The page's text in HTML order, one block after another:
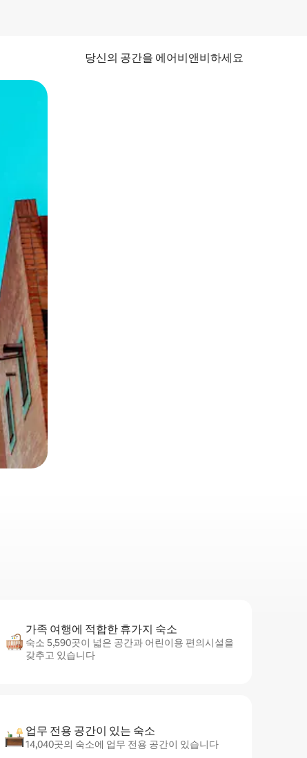
당신의 공간을 에어비앤비하세요
가족 여행에 적합한 휴가지 숙소
숙소 5,590곳이 넓은 공간과 어린이용 편의시설을
갖추고 있습니다
업무 전용 공간이 있는 숙소
14,040곳의 숙소에 업무 전용 공간이 있습니다